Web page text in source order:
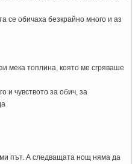
се обичаха безкрайно много и аз
мека топлина, която ме сгряваше
и чувството за обич, за
път. А следващата нощ няма да